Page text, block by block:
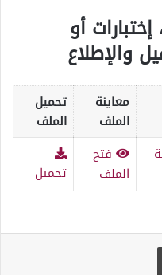
أو
والإطلاع
معاينة
الملف
تحميل
الملف
فتح
الملف
تحميل